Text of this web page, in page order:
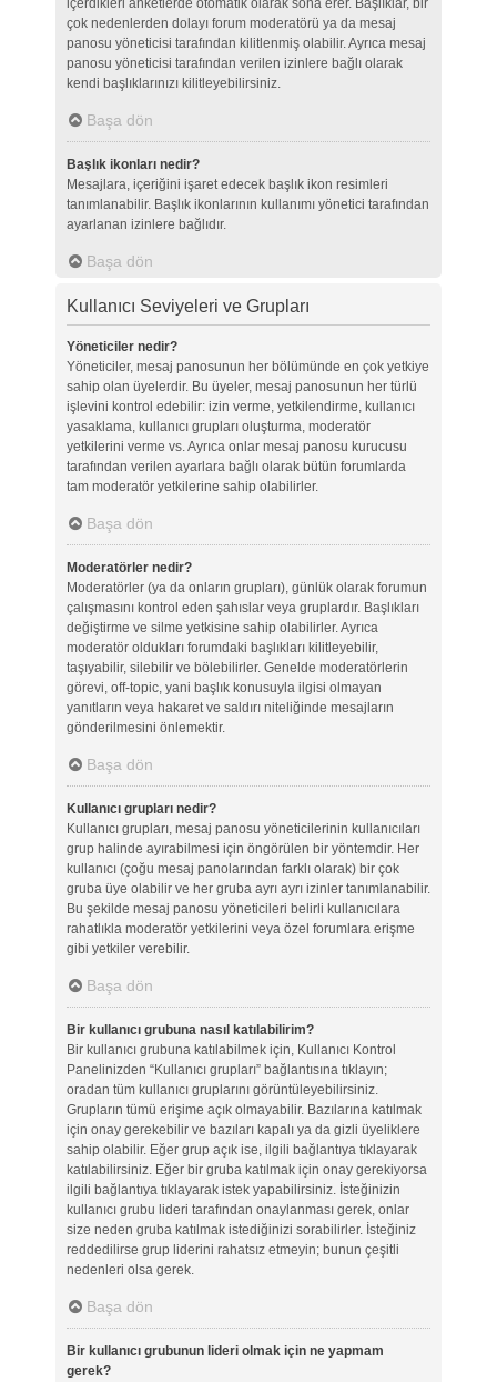
içerdikleri anketlerde otomatik olarak sona erer. Başlıklar, bir
çok nedenlerden dolayı forum moderatörü ya da mesaj
panosu yöneticisi tarafından kilitlenmiş olabilir. Ayrıca mesaj
panosu yöneticisi tarafından verilen izinlere bağlı olarak
kendi başlıklarınızı kilitleyebilirsiniz.
Başa dön
Başlık ikonları nedir?
Mesajlara, içeriğini işaret edecek başlık ikon resimleri
tanımlanabilir. Başlık ikonlarının kullanımı yönetici tarafından
ayarlanan izinlere bağlıdır.
Başa dön
Kullanıcı Seviyeleri ve Grupları
Yöneticiler nedir?
Yöneticiler, mesaj panosunun her bölümünde en çok yetkiye
sahip olan üyelerdir. Bu üyeler, mesaj panosunun her türlü
işlevini kontrol edebilir: izin verme, yetkilendirme, kullanıcı
yasaklama, kullanıcı grupları oluşturma, moderatör
yetkilerini verme vs. Ayrıca onlar mesaj panosu kurucusu
tarafından verilen ayarlara bağlı olarak bütün forumlarda
tam moderatör yetkilerine sahip olabilirler.
Başa dön
Moderatörler nedir?
Moderatörler (ya da onların grupları), günlük olarak forumun
çalışmasını kontrol eden şahıslar veya gruplardır. Başlıkları
değiştirme ve silme yetkisine sahip olabilirler. Ayrıca
moderatör oldukları forumdaki başlıkları kilitleyebilir,
taşıyabilir, silebilir ve bölebilirler. Genelde moderatörlerin
görevi, off-topic, yani başlık konusuyla ilgisi olmayan
yanıtların veya hakaret ve saldırı niteliğinde mesajların
gönderilmesini önlemektir.
Başa dön
Kullanıcı grupları nedir?
Kullanıcı grupları, mesaj panosu yöneticilerinin kullanıcıları
grup halinde ayırabilmesi için öngörülen bir yöntemdir. Her
kullanıcı (çoğu mesaj panolarından farklı olarak) bir çok
gruba üye olabilir ve her gruba ayrı ayrı izinler tanımlanabilir.
Bu şekilde mesaj panosu yöneticileri belirli kullanıcılara
rahatlıkla moderatör yetkilerini veya özel forumlara erişme
gibi yetkiler verebilir.
Başa dön
Bir kullanıcı grubuna nasıl katılabilirim?
Bir kullanıcı grubuna katılabilmek için, Kullanıcı Kontrol
Panelinizden “Kullanıcı grupları” bağlantısına tıklayın;
oradan tüm kullanıcı gruplarını görüntüleyebilirsiniz.
Grupların tümü erişime açık olmayabilir. Bazılarına katılmak
için onay gerekebilir ve bazıları kapalı ya da gizli üyeliklere
sahip olabilir. Eğer grup açık ise, ilgili bağlantıya tıklayarak
katılabilirsiniz. Eğer bir gruba katılmak için onay gerekiyorsa
ilgili bağlantıya tıklayarak istek yapabilirsiniz. İsteğinizin
kullanıcı grubu lideri tarafından onaylanması gerek, onlar
size neden gruba katılmak istediğinizi sorabilirler. İsteğiniz
reddedilirse grup liderini rahatsız etmeyin; bunun çeşitli
nedenleri olsa gerek.
Başa dön
Bir kullanıcı grubunun lideri olmak için ne yapmam
gerek?